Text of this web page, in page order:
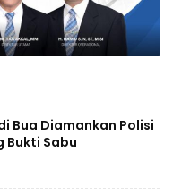
Bua Diamankan Polisi
Bukti Sabu